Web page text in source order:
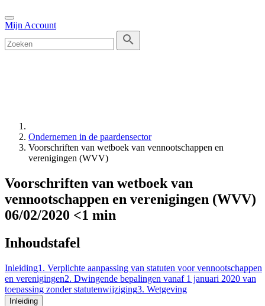
Mijn Account
Ondernemen in de paardensector
Voorschriften van wetboek van vennootschappen en
verenigingen (WVV)
Voorschriften van wetboek van
vennootschappen en verenigingen (WVV)
06/02/2020 <1 min
Inhoudstafel
Inleiding1. Verplichte aanpassing van statuten voor vennootschappen
en verenigingen2. Dwingende bepalingen vanaf 1 januari 2020 van
toepassing zonder statutenwijziging3. Wetgeving
Inleiding